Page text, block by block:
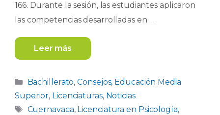
166. Durante la sesión, las estudiantes aplicaron
las competencias desarrolladas en …
Leer más
Categorías
Bachillerato,Consejos, Educación Media
Superior, Licenciaturas, Noticias
Etiquetas
Cuernavaca, Licenciatura en Psicología,